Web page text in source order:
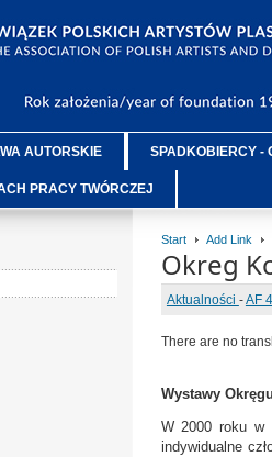
AUTORSKIE SPADKOBIERCY -
PRACY TWÓRCZEJ
Start Add Link
Okreg
Aktualności -AF
There are no
Wystawy
W 2000 roku w
indywidualne